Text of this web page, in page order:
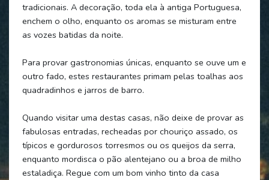
tradicionais. A decoração, toda ela à antiga Portuguesa,
enchem o olho, enquanto os aromas se misturam entre
as vozes batidas da noite.
Para provar gastronomias únicas, enquanto se ouve um e
outro fado, estes restaurantes primam pelas toalhas aos
quadradinhos e jarros de barro.
Quando visitar uma destas casas, não deixe de provar as
fabulosas entradas, recheadas por chouriço assado, os
típicos e gordurosos torresmos ou os queijos da serra,
enquanto mordisca o pão alentejano ou a broa de milho
estaladiça. Regue com um bom vinho tinto da casa